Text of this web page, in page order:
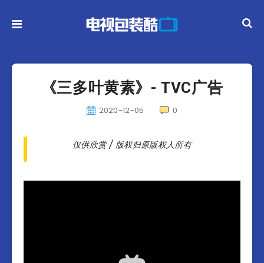
《三多叶黄素》- TVC广告
2020-12-05 0
仅供欣赏 / 版权归原版权人所有